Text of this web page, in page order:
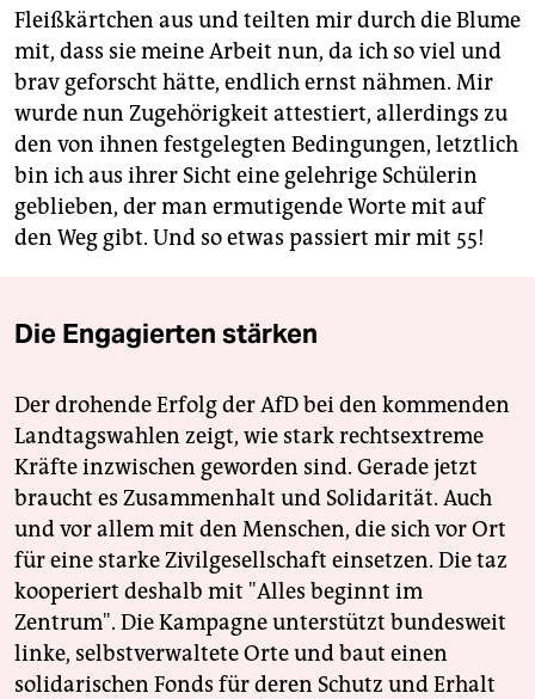
Fleißkärtchen aus und teilten mir durch die Blume
mit, dass sie meine Arbeit nun, da ich so viel und
brav geforscht hätte, endlich ernst nähmen. Mir
wurde nun Zugehörigkeit attestiert, allerdings zu
den von ihnen festgelegten Bedingungen, letztlich
bin ich aus ihrer Sicht eine gelehrige Schülerin
geblieben, der man ermutigende Worte mit auf
den Weg gibt. Und so etwas passiert mir mit 55!
Die Engagierten stärken
Der drohende Erfolg der AfD bei den kommenden
Landtagswahlen zeigt, wie stark rechtsextreme
Kräfte inzwischen geworden sind. Gerade jetzt
braucht es Zusammenhalt und Solidarität. Auch
und vor allem mit den Menschen, die sich vor Ort
für eine starke Zivilgesellschaft einsetzen. Die taz
kooperiert deshalb mit "Alles beginnt im
Zentrum". Die Kampagne unterstützt bundesweit
linke, selbstverwaltete Orte und baut einen
solidarischen Fonds für deren Schutz und Erhalt